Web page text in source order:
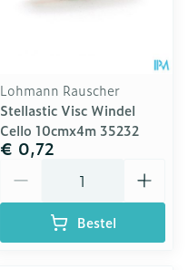
Lohmann Rauscher
Stellastic Visc Windel
Cello 10cmx4m 35232
€ 0,72
Bestel